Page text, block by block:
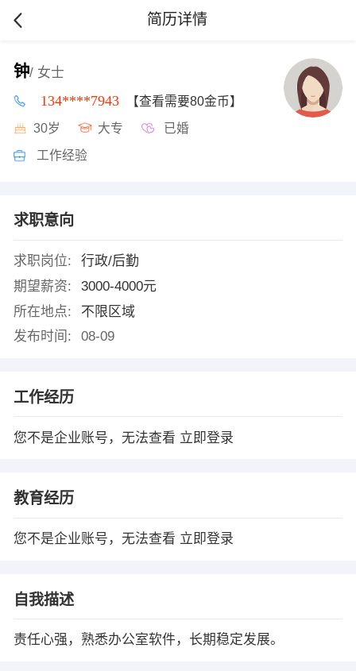
简历详情
钟/ 女士
134****7943 【查看需要80金币】
30岁 大专 已婚
工作经验
求职意向
求职岗位:
行政/后勤
期望薪资:
3000-4000元
所在地点:
不限区域
发布时间:
08-09
工作经历
您不是企业账号，无法查看 立即登录
教育经历
您不是企业账号，无法查看 立即登录
自我描述
责任心强，熟悉办公室软件，长期稳定发展。